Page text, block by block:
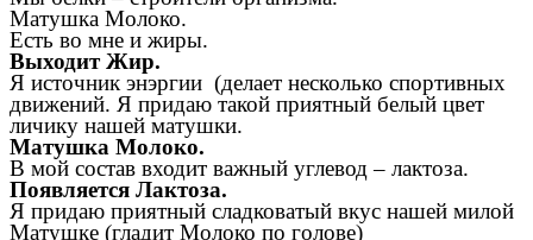
Матушка Молоко.
Есть во мне и жиры.
Выходит Жир.
Я источник энэргии (делает несколько спортивных
движений. Я придаю такой приятный белый цвет
личику нашей матушки.
Матушка Молоко.
В мой состав входит важный углевод – лактоза.
Появляется Лактоза.
Я придаю приятный сладковатый вкус нашей милой
Матушке (гладит Молоко по голове)